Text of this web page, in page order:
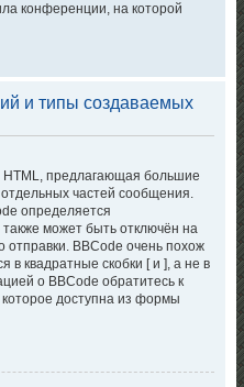
конференции, на которой
и типы создаваемых
предлагающая большие
частей сообщения.
определяется
может быть отключён на
BBCode очень похож
в квадратные скобки [ и ], а не в
о BBCode обратитесь к
которое доступна из формы